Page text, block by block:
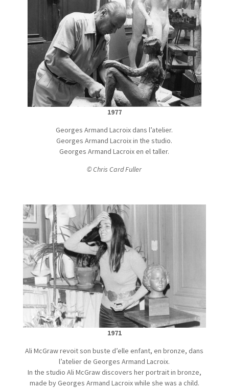
1977
Georges Armand Lacroix dans l’atelier.
Georges Armand Lacroix in the studio.
Georges Armand Lacroix en el taller.
© Chris Card Fuller
1971
Ali McGraw revoit son buste d’elle enfant, en bronze, dans
l’atelier de Georges Armand Lacroix.
In the studio Ali McGraw discovers her portrait in bronze,
made by Georges Armand Lacroix while she was a child.